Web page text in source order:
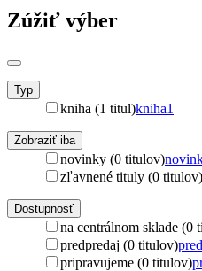
Zúžiť výber
Typ
kniha (1 titul)kniha1
Zobraziť iba
novinky (0 titulov)
zľavnené tituly (0 titulov)
Dostupnosť
na centrálnom sklade (0
predpredaj (0 titulov)
pripravujeme (0 titulov)